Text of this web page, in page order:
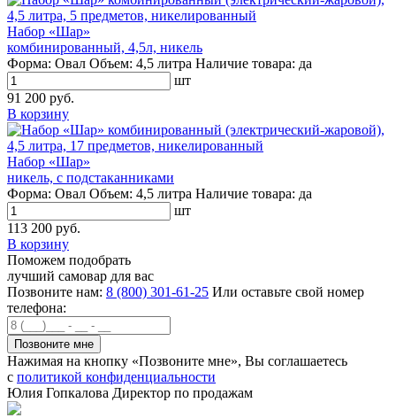
Набор «Шар»
комбинированный, 4,5л, никель
Форма: Овал Объем: 4,5 литра Наличие товара: да
шт
91 200 руб.
В корзину
Набор «Шар»
никель, с подстаканниками
Форма: Овал Объем: 4,5 литра Наличие товара: да
шт
113 200 руб.
В корзину
Поможем подобрать
лучший самовар для вас
Позвоните нам: 8 (800) 301-61-25 Или оставьте свой номер
телефона:
Нажимая на кнопку «Позвоните мне», Вы соглашаетесь
с политикой конфиденциальности
Юлия Гопкалова Директор по продажам